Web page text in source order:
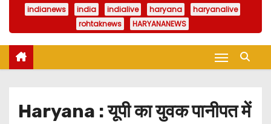
indianews india indialive haryana
haryanalive
rohtaknews
HARYANANEWS
Haryana : यूपी का युवक पानीपत में